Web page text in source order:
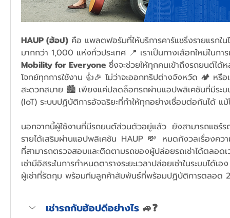
HAUP (ฮ้อป) คือ แพลตฟอร์มที่ให้บริการคาร์แชริ่งรายแรกใ
มากกว่า 1,000 แห่งทั่วประเทศ 📍 เราเป็นทางเลือกใหม่ในก
Mobility for Everyone ซึ่งจะช่วยให้ทุกคนเข้าถึงรถยนต์ได้
โจทย์ทุกการใช้งาน 👍🎉 ไม่ว่าจะออกทริปต่างจังหวัด 🏕 หรือ
สะดวกสบาย 🏙 เพียงแค่ปลดล็อกรถผ่านแอปพลิเคชันที่มีระ
(IoT) ระบบปฏิบัติการอัจฉริยะที่ทำให้ทุกอย่างเชื่อมต่อกันได้ แ
นอกจากนี้ผู้ใช้งานที่มีรถยนต์ส่วนตัวอยู่แล้ว ยังสามารถแชร์ร
รายได้เสริมผ่านแอปพลิเคชัน HAUP 💸 หมดกังวลเรื่องคว
ที่สามารถตรวจสอบและติดตามรถของผู้ปล่อยรถเช่าได้ตลอด
เช่ามีอิสระในการกำหนดตารางระยะเวลาปล่อยเช่าในระบบไ
ผู้เช่าที่รัดกุม พร้อมทีมลูกค้าสัมพันธ์ที่พร้อมปฏิบัติการตลอด
เช่ารถกับฮ้อปดีอย่างไร 🚙❓